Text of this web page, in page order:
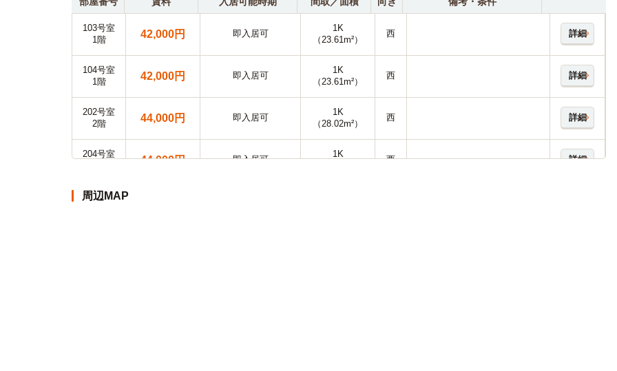
103号室
1階
42,000円 即入居可
1K
（23.61m²）
西 詳細
104号室
1階
42,000円 即入居可
1K
（23.61m²）
西 詳細
202号室
2階
44,000円 即入居可
1K
（28.02m²）
西 詳細
204号室
44,000円 即入居可
1K
西 詳細
205号室
周辺MAP